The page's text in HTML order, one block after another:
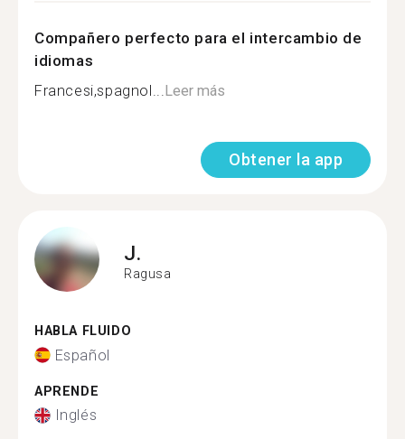
Compañero perfecto para el intercambio de
idiomas
Francesi,spagnol...Leer más
Obtener la app
J.
Ragusa
HABLA FLUIDO
Español
APRENDE
Inglés